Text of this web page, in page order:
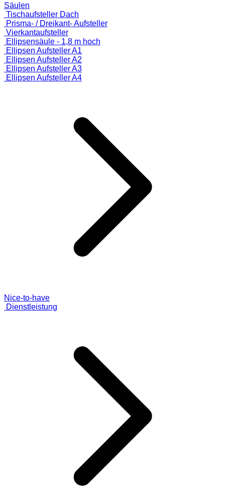
Säulen
Tischaufsteller Dach
Prisma- / Dreikant- Aufsteller
Vierkantaufsteller
Ellipsensäule - 1,8 m hoch
Ellipsen Aufsteller A1
Ellipsen Aufsteller A2
Ellipsen Aufsteller A3
Ellipsen Aufsteller A4
Nice-to-have
Dienstleistung